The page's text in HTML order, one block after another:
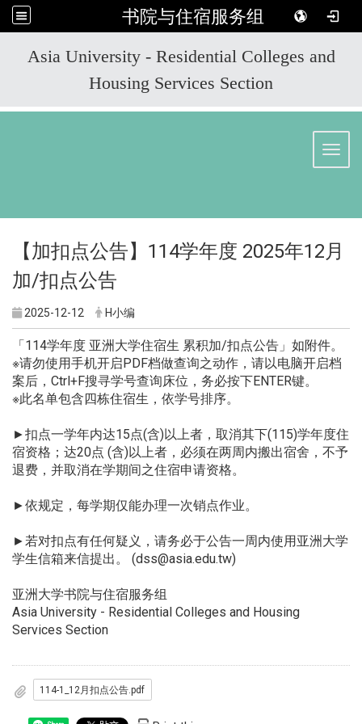
书院与住宿服务组
Asia University - Residential Colleges and
Housing Services Section
【加扣点公告】114学年度 2025年12月
加/扣点公告
2025-12-12 H小编
「114学年度 亚洲大学住宿生 累积加/扣点公告」如附件。
※请勿使用手机开启PDF档做查询之动作，请以电脑开启档
案后，Ctrl+F搜寻学号查询床位，务必按下ENTER键。
※此名单包含四栋住宿生，依学号排序。
►扣点一学年内达15点(含)以上者，取消其下(115)学年度住
宿资格；达20点 (含)以上者，必须在两周内搬出宿舍，不予
退费，并取消在学期间之住宿申请资格。
►依规定，每学期仅能办理一次销点作业。
►若对扣点有任何疑义，请务必于公告一周内使用亚洲大学
学生信箱来信提出。 (dss@asia.edu.tw)
亚洲大学书院与住宿服务组
Asia University - Residential Colleges and Housing
Services Section
114-1_12月扣点公告.pdf